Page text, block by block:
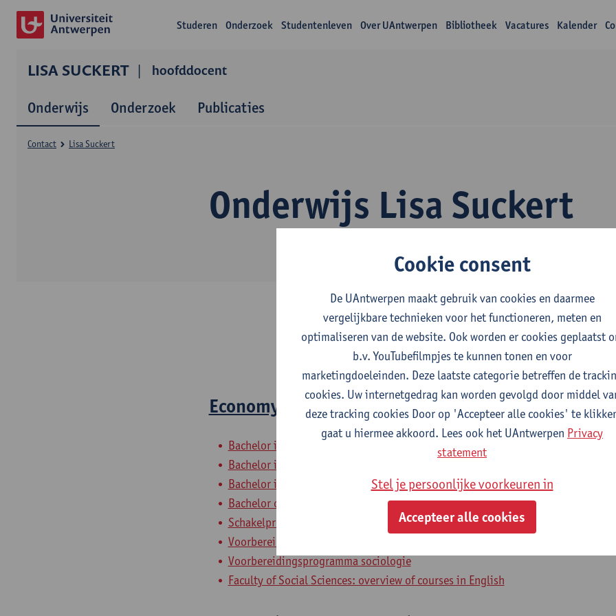
Studeren Onderzoek Studentenleven Over UAntwerpen Bibliotheek Vacatures Kalender
LISA SUCKERT hoofddocent
Onderwijs Onderzoek Publicaties
Onderwijs Lisa Suckert
Contact Lisa Suckert
2026-2027 2025-2026 2024-2025
Economy, Organization and Society
Bachelor in de communicatiewetenschappen
Bachelor in de sociologie
Bachelor in de sociaal-economische wetenschappen
Bachelor of Social-Economic Sciences
Schakelprogramma sociologie
Voorbereidingsprogramma sociaal-economische wetenschappen
Voorbereidingsprogramma sociologie
Faculty of Social Sciences: overview of courses in English
Cookie consent
De UAntwerpen maakt gebruik van cookies en daarmee
vergelijkbare technieken voor het functioneren, meten en
optimaliseren van de website. Ook worden er cookies geplaatst
b.v. YouTubefilmpjes te kunnen tonen en voor
marketingdoeleinden. Deze laatste categorie betreffen de
cookies. Uw internetgedrag kan worden gevolgd door middel
deze tracking cookies Door op 'Accepteer alle cookies' te
gaat u hiermee akkoord. Lees ook het UAntwerpen Privacy
statement
Stel je persoonlijke voorkeuren in
Accepteer alle cookies